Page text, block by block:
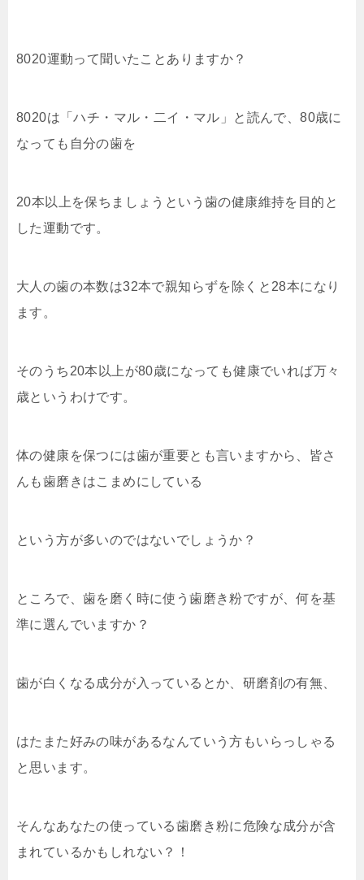
8020運動って聞いたことありますか？
8020は「ハチ・マル・二イ・マル」と読んで、80歳に
なっても自分の歯を
20本以上を保ちましょうという歯の健康維持を目的と
した運動です。
大人の歯の本数は32本で親知らずを除くと28本になり
ます。
そのうち20本以上が80歳になっても健康でいれば万々
歳というわけです。
体の健康を保つには歯が重要とも言いますから、皆さ
んも歯磨きはこまめにしている
という方が多いのではないでしょうか？
ところで、歯を磨く時に使う歯磨き粉ですが、何を基
準に選んでいますか？
歯が白くなる成分が入っているとか、研磨剤の有無、
はたまた好みの味があるなんていう方もいらっしゃる
と思います。
そんなあなたの使っている歯磨き粉に危険な成分が含
まれているかもしれない？！